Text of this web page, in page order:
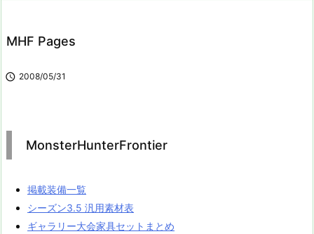
MHF Pages
 2008/05/31
MonsterHunterFrontier
掲載装備一覧
シーズン3.5 汎用素材表
ギャラリー大会家具セットまとめ